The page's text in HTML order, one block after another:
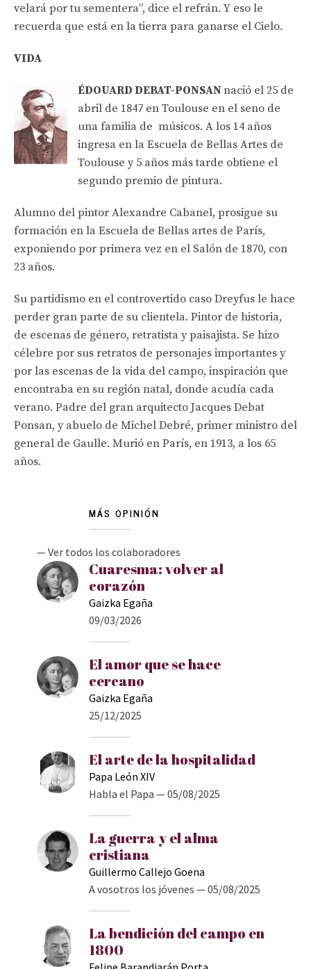
velará por tu sementera”, dice el refrán. Y eso le
recuerda que está en la tierra para ganarse el Cielo.
VIDA
ÉDOUARD DEBAT-PONSANnació el 25 de
abril de 1847 en Toulouse en el seno de
una familia de músicos. A los 14 años
ingresa en la Escuela de Bellas Artes de
Toulouse y 5 años más tarde obtiene el
segundo premio de pintura.
Alumno del pintor Alexandre Cabanel, prosigue su
formación en la Escuela de Bellas artes de París,
exponiendo por primera vez en el Salón de 1870, con
23 años.
Su partidismo en el controvertido caso Dreyfus le hace
perder gran parte de su clientela. Pintor de historia,
de escenas de género, retratista y paisajista. Se hizo
célebre por sus retratos de personajes importantes y
por las escenas de la vida del campo, inspiración que
encontraba en su región natal, donde acudía cada
verano. Padre del gran arquitecto Jacques Debat
Ponsan, y abuelo de Michel Debré, primer ministro del
general de Gaulle. Murió en París, en 1913, a los 65
años.
MÁS OPINIÓN
Cuaresma: volver al
corazón
Gaizka Egaña
09/03/2026
El amor que se hace
cercano
Gaizka Egaña
25/12/2025
El arte de la hospitalidad
Papa León XIV
Habla el Papa — 05/08/2025
La guerra y el alma
cristiana
Guillermo Callejo Goena
A vosotros los jóvenes — 05/08/2025
La bendición del campo en
1800
— Ver todos los colaboradores